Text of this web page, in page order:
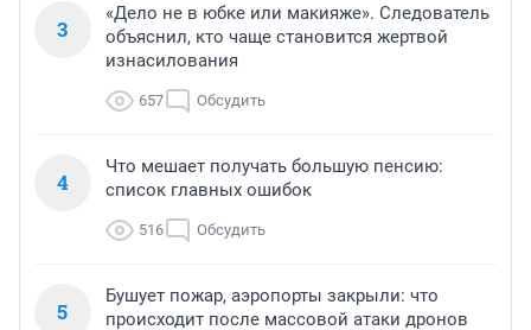
3
«Дело не в юбке или макияже». Следователь
объяснил, кто чаще становится жертвой
изнасилования
657 Обсудить
4
Что мешает получать большую пенсию:
список главных ошибок
516 Обсудить
5
Бушует пожар, аэропорты закрыли: что
происходит после массовой атаки дронов